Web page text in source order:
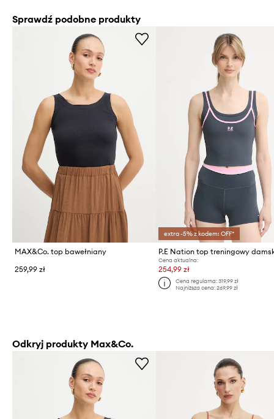
Sprawdź podobne produkty
MAX&Co. top bawełniany
259,99 zł
extra -5% z kodem: OFF*
Cena aktualna:
254,99 zł
Cena regularna: 319,99 zł
Najniższa cena: 269,99 zł
Odkryj produkty Max&Co.